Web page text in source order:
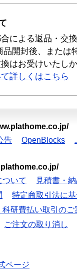
による返品・交
品開封後、または
はお受けいたし
詳しくはこちら
告 OpenBlocks
いて
見積書・
特定商取引法に
科研費払い取引のご
ご注文の取り消し
ページ